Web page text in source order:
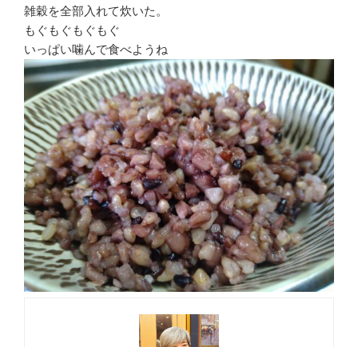
雑穀を全部入れて炊いた。
もぐもぐもぐもぐ
いっぱい噛んで食べようね